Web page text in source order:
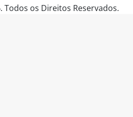
Todos os Direitos Reservados.